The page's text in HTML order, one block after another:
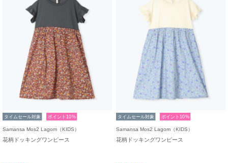
タイムセール対象 ポイント10%
Samansa Mos2 Lagom（KIDS）
花柄ドッキングワンピース
タイムセール対象 ポイント10%
Samansa Mos2 Lagom（KIDS）
花柄ドッキングワンピース